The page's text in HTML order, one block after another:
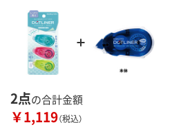
2点の合計金額
￥1,119（税込）